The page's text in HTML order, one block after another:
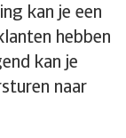
kan je een
hebben
kan je
naar